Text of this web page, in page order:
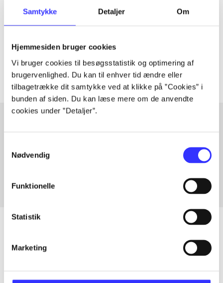
Samtykke Detaljer Om
Hjemmesiden bruger cookies
Vi bruger cookies til besøgsstatistik og optimering af
brugervenlighed. Du kan til enhver tid ændre eller
tilbagetrække dit samtykke ved at klikke på ”Cookies” i
bunden af siden. Du kan læse mere om de anvendte
cookies under ”Detaljer”.
Nødvendig
Funktionelle
Statistik
Marketing
lorem ipsum dolor sit amet ...
Fra
Artikler